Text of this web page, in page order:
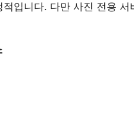
입니다. 다만 사진 전용